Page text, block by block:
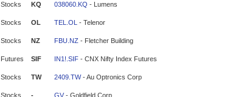
Stocks KQ 038060.KQ - Lumens
Stocks OL TEL.OL - Telenor
Stocks NZ FBU.NZ - Fletcher Building
Futures SIF IN1!.SIF - CNX Nifty Index Futures
Stocks TW 2409.TW- Au Optronics Corp
Stocks - GV - Goldfield Corp